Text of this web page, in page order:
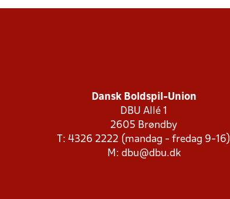
Dansk Boldspil-Union
DBU Allé 1
2605 Brøndby
T: 4326 2222 (mandag - fredag 9-16)
M: dbu@dbu.dk